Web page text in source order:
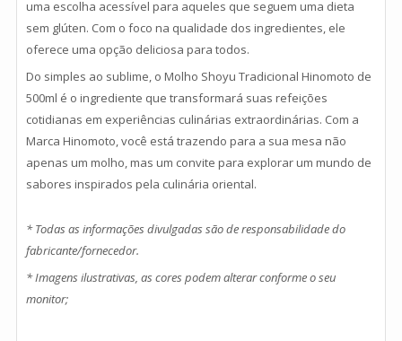
uma escolha acessível para aqueles que seguem uma dieta
sem glúten. Com o foco na qualidade dos ingredientes, ele
oferece uma opção deliciosa para todos.
Do simples ao sublime, o Molho Shoyu Tradicional Hinomoto de
500ml é o ingrediente que transformará suas refeições
cotidianas em experiências culinárias extraordinárias. Com a
Marca Hinomoto, você está trazendo para a sua mesa não
apenas um molho, mas um convite para explorar um mundo de
sabores inspirados pela culinária oriental.
* Todas as informações divulgadas são de responsabilidade do
fabricante/fornecedor.
* Imagens ilustrativas, as cores podem alterar conforme o seu
monitor;